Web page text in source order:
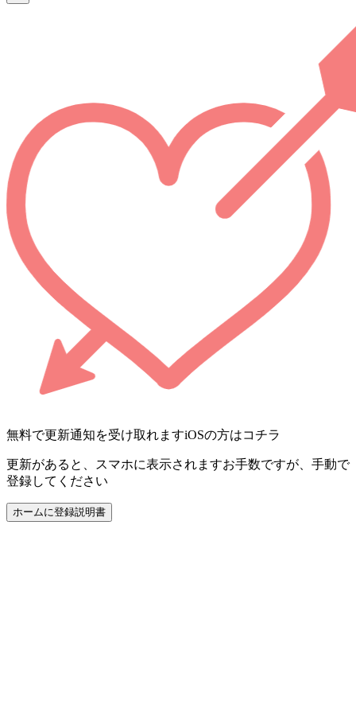
無料で更新通知を受け取れますiOSの方はコチラ
更新があると、スマホに表示されますお手数ですが、手動で
登録してください
ホームに登録説明書